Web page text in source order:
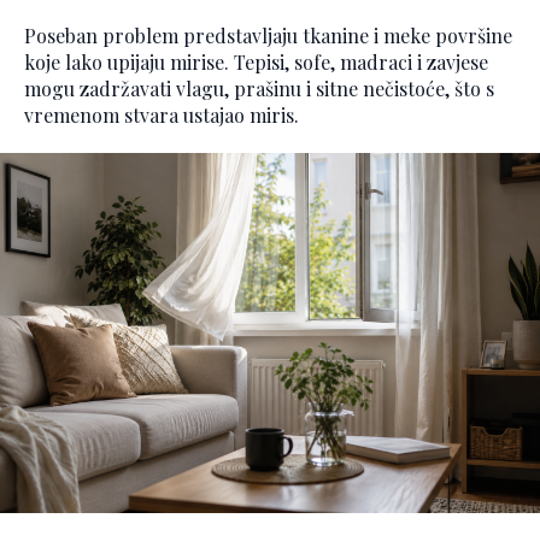
Poseban problem predstavljaju tkanine i meke površine
koje lako upijaju mirise. Tepisi, sofe, madraci i zavjese
mogu zadržavati vlagu, prašinu i sitne nečistoće, što s
vremenom stvara ustajao miris.